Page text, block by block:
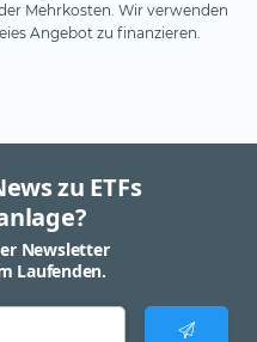
Mehrkosten. Wir verwenden
Angebot zu finanzieren.
zu ETFs
Newsletter
Laufenden.